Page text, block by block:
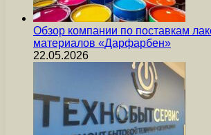
Обзор компании по поставкам
материалов «Дарфарбен»
22.05.2026